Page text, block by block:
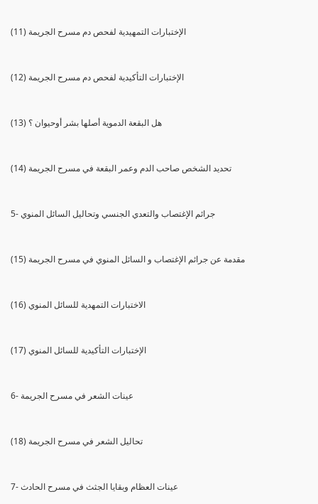
(11) الإختبارات التمهيدية لفحص دم مسرح الجريمة
(12) الإختبارات التأكيدية لفحص دم مسرح الجريمة
(13) هل البقعة الدموية أصلها بشر أوحيوان ؟
(14) تحديد الشخص صاحب الدم وعمر البقعة في مسرح الجريمة
5- جرائم الإغتصاب والتعدي الجنسي وتحاليل السائل المنوي
(15) مقدمة عن جرائم الإغتصاب و السائل المنوي في مسرح الجريمة
(16) الاختبارات التمهدية للسائل المنوي
(17) الإختبارات التأكيدية للسائل المنوي
6- عينات الشعر في مسرح الجريمة
(18) تحاليل الشعر في مسرح الجريمة
7- عينات العظام وبقايا الجثث في مسرح الحادث